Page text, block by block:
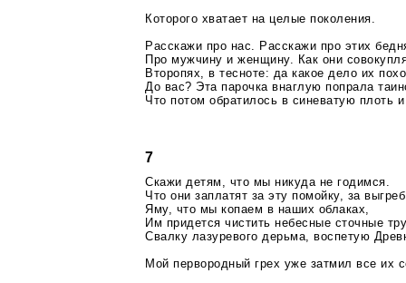
Которого хватает на целые поколения.
Расскажи про нас. Расскажи про этих
Про мужчину и женщину. Как они
Второпях, в тесноте: да какое дело их
До вас? Эта парочка внаглую попрала
Что потом обратилось в синеватую плоть
7
Скажи детям, что мы никуда не годимся.
Что они заплатят за эту помойку, за
Яму, что мы копаем в наших облаках,
Им придется чистить небесные сточные
Свалку лазуревого дерьма, воспетую
Мой первородный грех уже затмил все их